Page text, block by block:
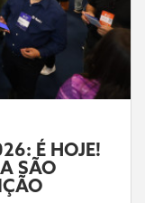
É HOJE!
SÃO